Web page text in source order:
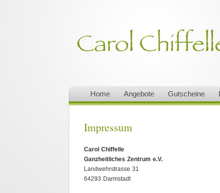
Home Angebote Gutscheine
Impressum
Carol Chiffelle
Ganzheitliches Zentrum e.V.
Landwehrstrasse 31
64293 Darmstadt